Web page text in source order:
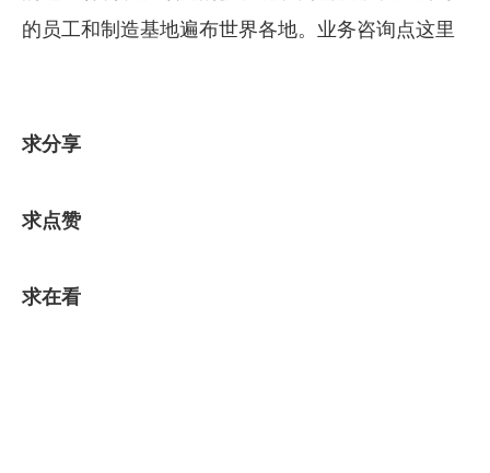
的员工和制造基地遍布世界各地。 业务咨询点这里
求分享
求点赞
求在看